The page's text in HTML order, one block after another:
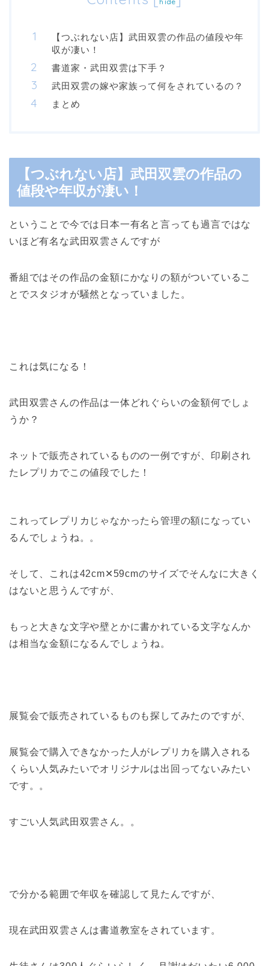
【つぶれない店】武田双雲の作品の値段や年
収が凄い！
書道家・武田双雲は下手？
武田双雲の嫁や家族って何をされているの？
まとめ
【つぶれない店】武田双雲の作品の
値段や年収が凄い！
ということで今では日本一有名と言っても過言ではな
いほど有名な武田双雲さんですが
番組ではその作品の金額にかなりの額がついているこ
とでスタジオが騒然となっていました。
これは気になる！
武田双雲さんの作品は一体どれぐらいの金額何でしょ
うか？
ネットで販売されているものの一例ですが、印刷され
たレプリカでこの値段でした！
これってレプリカじゃなかったら管理の額になってい
るんでしょうね。。
そして、これは42cm✕59cmのサイズでそんなに大きく
はないと思うんですが、
もっと大きな文字や壁とかに書かれている文字なんか
は相当な金額になるんでしょうね。
展覧会で販売されているものも探してみたのですが、
展覧会で購入できなかった人がレプリカを購入される
くらい人気みたいでオリジナルは出回ってないみたい
です。。
すごい人気武田双雲さん。。
で分かる範囲で年収を確認して見たんですが、
現在武田双雲さんは書道教室をされています。